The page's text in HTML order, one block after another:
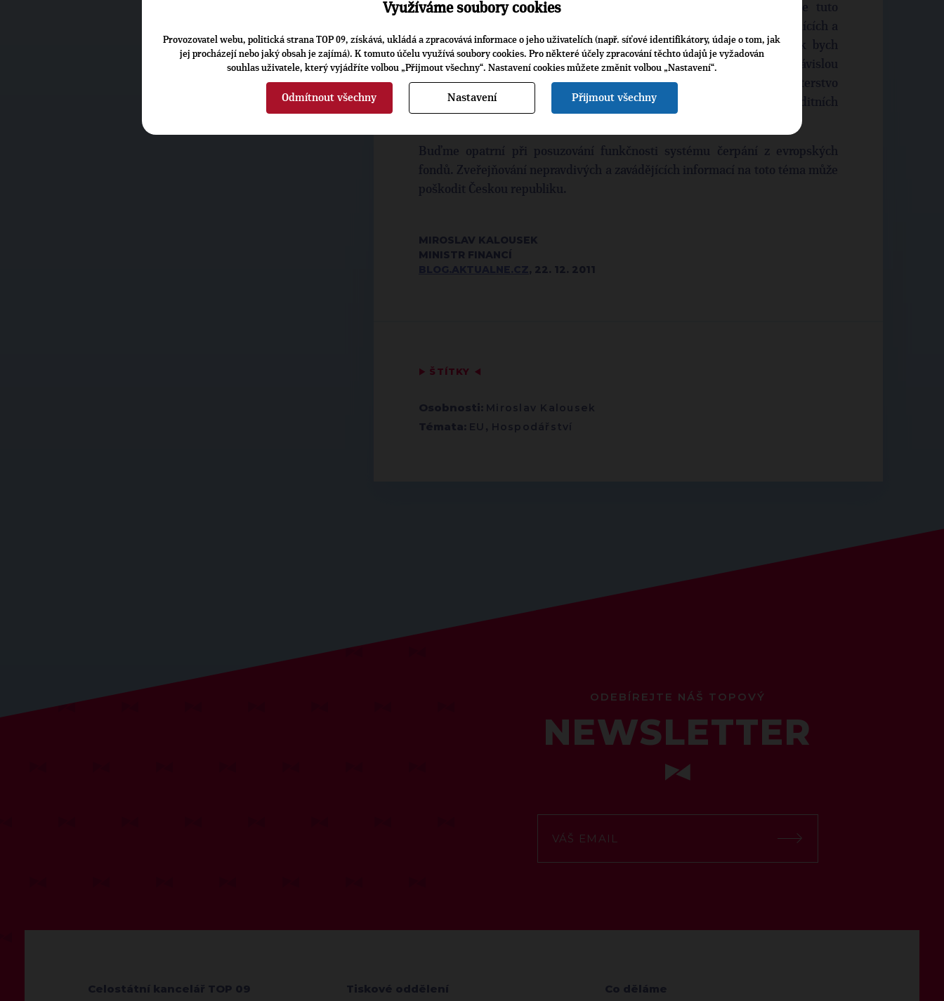
oddělení Komunikace Ministerstva financí výslovně upozorněn, ale tuto
skutečnost ignoroval. Připomínky komisaře se vztahují k nastavení řídících a
kontrolních systémů u jednotlivých operačních programů, které, jak bych
chtěl připomenout, bylo na počátku programového období ověřeno nezávislou
externí auditorskou firmou a jejich popis byl schválen Komisí. Ministerstvo
financí přesto již příslušné kroky k posílení nezávislosti pověřených auditních
Buďme opatrní při posuzování funkčnosti systému čerpání z evropských
fondů. Zveřejňování nepravdivých a zavádějících informací na toto téma může
poškodit Českou republiku.
MIROSLAV KALOUSEK
MINISTR FINANCÍ
, 22. 12. 2011
▶ ŠTÍTKY ◀
Osobnosti: Miroslav Kalousek
Témata: EU , Hospodářství
ODEBÍREJTE NÁŠ TOPOVÝ
NEWSLETTER
Celostátní kancelář TOP 09 Tiskové oddělení Co děláme
Využíváme soubory cookies
Provozovatel webu, politická strana TOP 09, získává, ukládá a zpracovává informace o jeho uživatelích (např. síťové identifikátory, údaje o tom, jak
jej procházejí nebo jaký obsah je zajímá). K tomuto účelu využívá soubory cookies. Pro některé účely zpracování těchto údajů je vyžadován
souhlas uživatele, který vyjádříte volbou „Přijmout všechny“. Nastavení cookies můžete změnit volbou „Nastavení“.
Odmítnout všechny Nastavení Přijmout všechny